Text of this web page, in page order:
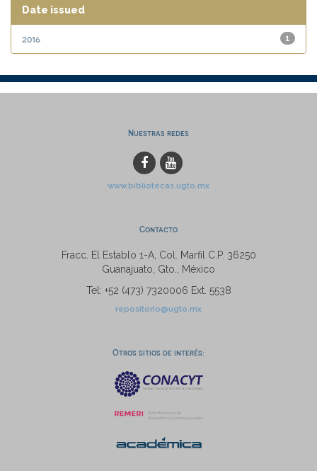
Date issued
1
2016
Nuestras redes
www.bibliotecas.ugto.mx
Contacto
Fracc. El Establo 1-A, Col. Marfil C.P. 36250
Guanajuato, Gto., México
Tel: +52 (473) 7320006 Ext. 5538
repositorio@ugto.mx
Otros sitios de interés: